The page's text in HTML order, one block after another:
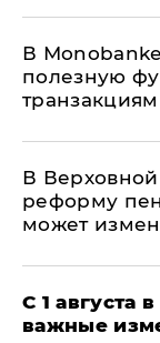
В
полезную
В
реформу
может
С 1 августа
важные